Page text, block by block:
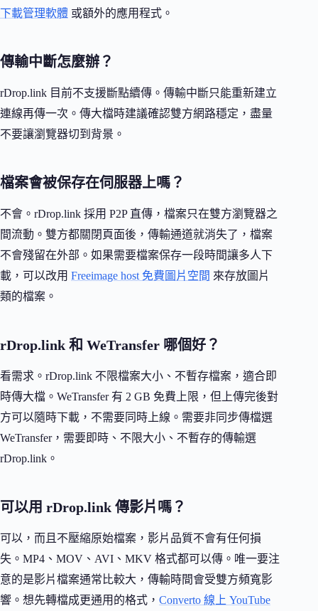
下載管理軟體 或額外的應用程式。
傳輸中斷怎麼辦？
rDrop.link 目前不支援斷點續傳。傳輸中斷只能重新建立
連線再傳一次。傳大檔時建議確認雙方網路穩定，盡量
不要讓瀏覽器切到背景。
檔案會被保存在伺服器上嗎？
不會。rDrop.link 採用 P2P 直傳，檔案只在雙方瀏覽器之
間流動。雙方都關閉頁面後，傳輸通道就消失了，檔案
不會殘留在外部。如果需要檔案保存一段時間讓多人下
載，可以改用 Freeimage host 免費圖片空間 來存放圖片
類的檔案。
rDrop.link 和 WeTransfer 哪個好？
看需求。rDrop.link 不限檔案大小、不暫存檔案，適合即
時傳大檔。WeTransfer 有 2 GB 免費上限，但上傳完後對
方可以隨時下載，不需要同時上線。需要非同步傳檔選
WeTransfer，需要即時、不限大小、不暫存的傳輸選
rDrop.link。
可以用 rDrop.link 傳影片嗎？
可以，而且不壓縮原始檔案，影片品質不會有任何損
失。MP4、MOV、AVI、MKV 格式都可以傳。唯一要注
意的是影片檔案通常比較大，傳輸時間會受雙方頻寬影
響。想先轉檔成更通用的格式， Converto 線上 YouTube